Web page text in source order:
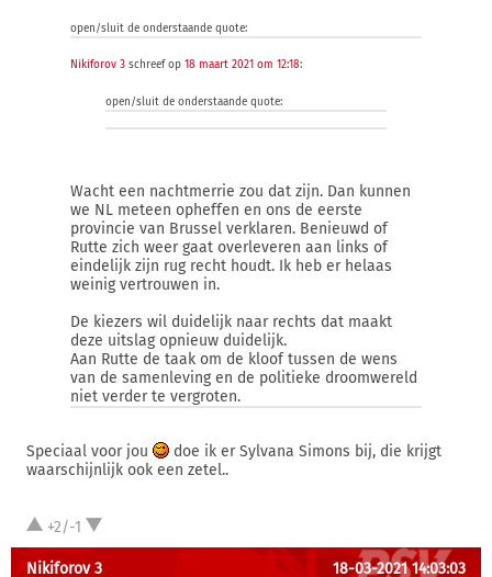
open/sluit de onderstaande quote:
Nikiforov 3 schreef op 18 maart 2021 om 12:18:
open/sluit de onderstaande quote:
Wacht een nachtmerrie zou dat zijn. Dan kunnen
we NL meteen opheffen en ons de eerste
provincie van Brussel verklaren. Benieuwd of
Rutte zich weer gaat overleveren aan links of
eindelijk zijn rug recht houdt. Ik heb er helaas
weinig vertrouwen in.
De kiezers wil duidelijk naar rechts dat maakt
deze uitslag opnieuw duidelijk.
Aan Rutte de taak om de kloof tussen de wens
van de samenleving en de politieke droomwereld
niet verder te vergroten.
Speciaal voor jou
doe ik er Sylvana Simons bij, die krijgt
waarschijnlijk ook een zetel..
+2/-1
Nikiforov 3 18-03-2021 14:03:03